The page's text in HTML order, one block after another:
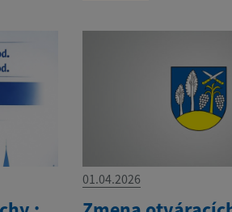
01.04.2026